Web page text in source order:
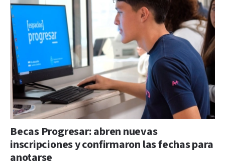
Becas Progresar: abren nuevas
inscripciones y confirmaron las fechas para
anotarse